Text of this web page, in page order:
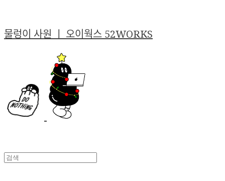
물렁이 사원 ㅣ 오이웍스 52WORKS